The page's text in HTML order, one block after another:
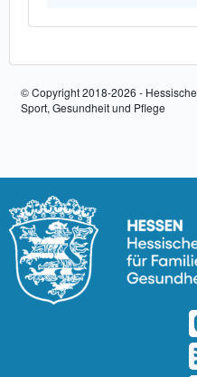
© Copyright 2018-2026 -
Sport, Gesundheit und Pflege